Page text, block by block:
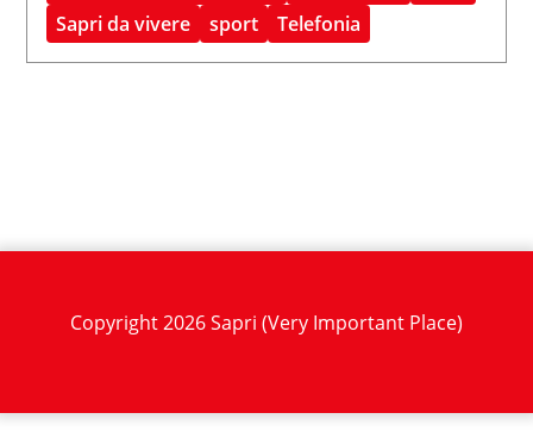
Sapri da vivere
sport Telefonia
Copyright 2026 Sapri (Very Important Place)